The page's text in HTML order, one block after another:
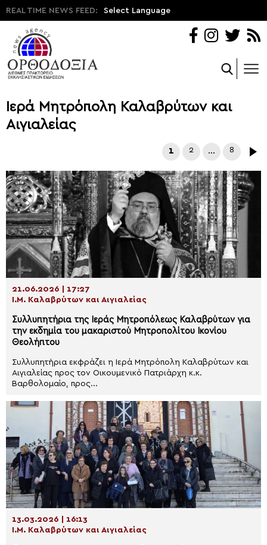
REAL TIME NEWS FEED: Select Language
Ιερά Μητρόπολη Καλαβρύτων και
Αιγιαλείας
1 2 … 8
21.06.2026 | 17:27
Ι.Μ. Καλαβρύτων και Αιγιαλείας
Συλλυπητήρια της Ιεράς Μητροπόλεως Καλαβρύτων για
την εκδημία του μακαριστού Μητροπολίτου Ικονίου
Θεολήπτου
Συλλυπητήρια εκφράζει η Ιερά Μητρόπολη Καλαβρύτων και
Αιγιαλείας προς τον Οικουμενικό Πατριάρχη κ.κ.
Βαρθολομαίο, προς...
13.03.2026 | 16:13
Ι.Μ. Καλαβρύτων και Αιγιαλείας